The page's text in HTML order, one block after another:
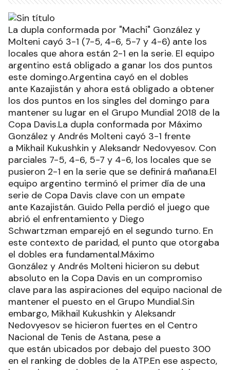
La dupla conformada por "Machi" González y
Molteni cayó 3-1 (7-5, 4-6, 5-7 y 4-6) ante los
locales que ahora están 2-1 en la serie. El equipo
argentino está obligado a ganar los dos puntos
este domingo.Argentina cayó en el dobles
ante Kazajistán y ahora está obligado a obtener
los dos puntos en los singles del domingo para
mantener su lugar en el Grupo Mundial 2018 de la
Copa Davis.La dupla conformada por Máximo
González y Andrés Molteni cayó 3-1 frente
a Mikhail Kukushkin y Aleksandr Nedovyesov. Con
parciales 7-5, 4-6, 5-7 y 4-6, los locales que se
pusieron 2-1 en la serie que se definirá mañana.El
equipo argentino terminó el primer día de una
serie de Copa Davis clave con un empate
ante Kazajistán. Guido Pella perdió el juego que
abrió el enfrentamiento y Diego
Schwartzman emparejó en el segundo turno. En
este contexto de paridad, el punto que otorgaba
el dobles era fundamental.Máximo
González y Andrés Molteni hicieron su debut
absoluto en la Copa Davis en un compromiso
clave para las aspiraciones del equipo nacional de
mantener el puesto en el Grupo Mundial.Sin
embargo, Mikhail Kukushkin y Aleksandr
Nedovyesov se hicieron fuertes en el Centro
Nacional de Tenis de Astana, pese a
que están ubicados por debajo del puesto 300
en el ranking de dobles de la ATP.En ese aspecto,